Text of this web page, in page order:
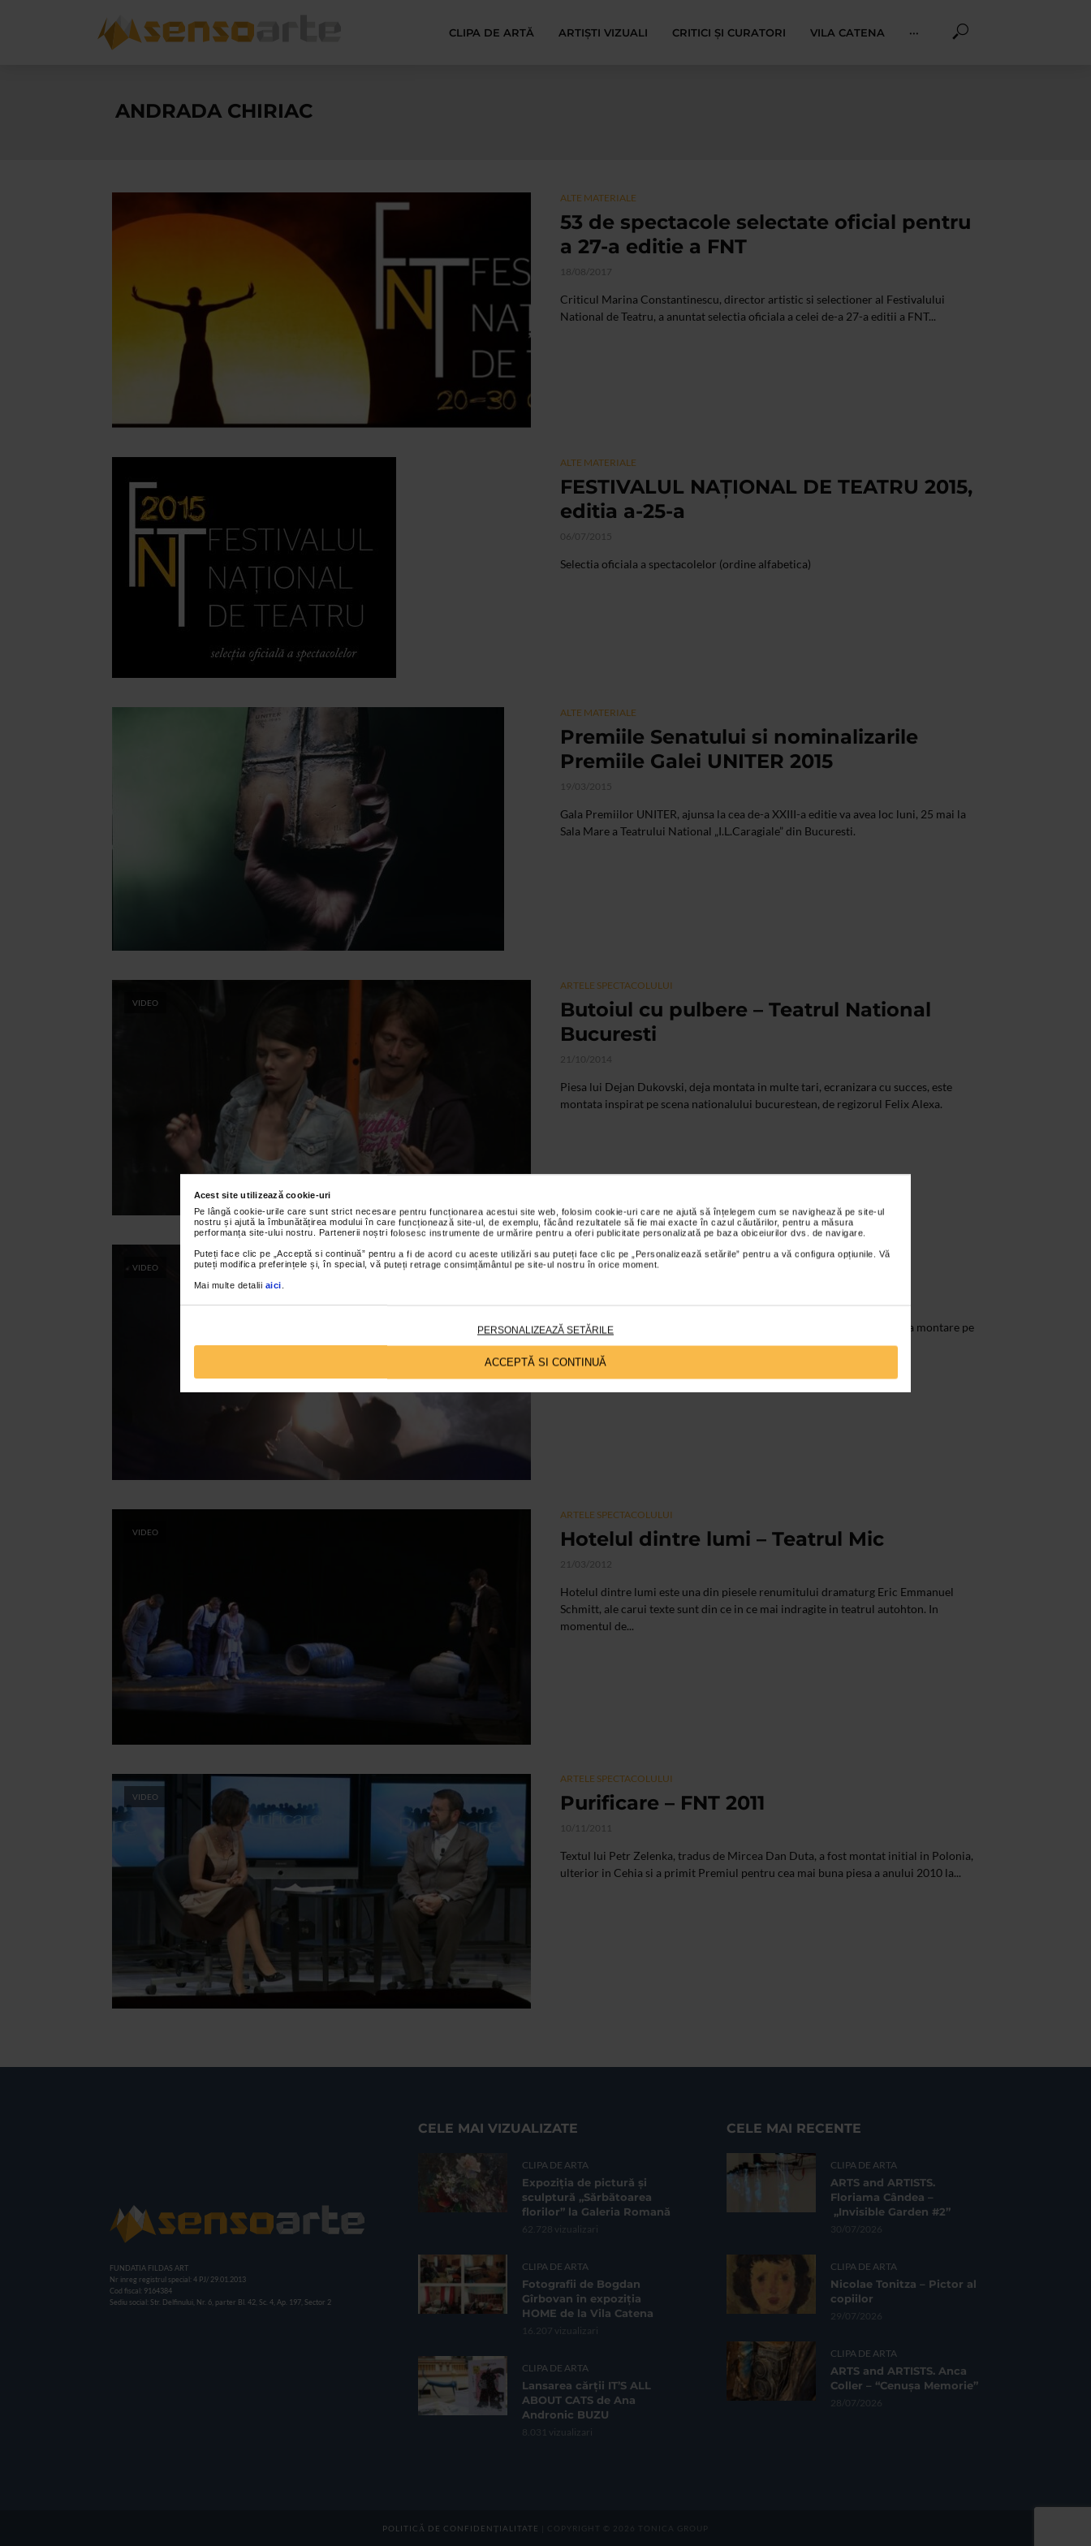
Acest site utilizează cookie-uri
Pe lângă cookie-urile care sunt strict necesare pentru funcționarea acestui site web, folosim cookie-uri care ne ajută să înțelegem cum se navighează pe site-ul
nostru și ajută la îmbunătățirea modului în care funcționează site-ul, de exemplu, făcând rezultatele să fie mai exacte în cazul căutărilor, pentru a măsura
performanța site-ului nostru. Partenerii noștri folosesc instrumente de urmărire pentru a oferi publicitate personalizată pe baza obiceiurilor dvs. de navigare.
Puteți face clic pe „Acceptă si continuă” pentru a fi de acord cu aceste utilizări sau puteți face clic pe „Personalizează setările” pentru a vă configura opțiunile. Vă
puteți modifica preferințele și, în special, vă puteți retrage consimțământul pe site-ul nostru în orice moment.
Mai multe detalii aici.
PERSONALIZEAZĂ SETĂRILE
ACCEPTĂ SI CONTINUĂ
CLIPA DE ARTĂ ARTIȘTI VIZUALI CRITICI ȘI CURATORI VILA CATENA ···
ANDRADA CHIRIAC
ALTE MATERIALE
53 de spectacole selectate oficial pentru
a 27-a editie a FNT
18/08/2017
Criticul Marina Constantinescu, director artistic si selectioner al Festivalului
National de Teatru, a anuntat selectia oficiala a celei de-a 27-a editii a FNT...
ALTE MATERIALE
FESTIVALUL NAŢIONAL DE TEATRU 2015,
editia a-25-a
06/07/2015
Selectia oficiala a spectacolelor (ordine alfabetica)
ALTE MATERIALE
Premiile Senatului si nominalizarile
Premiile Galei UNITER 2015
19/03/2015
Gala Premiilor UNITER, ajunsa la cea de-a XXIII-a editie va avea loc luni, 25 mai la
Sala Mare a Teatrului National „I.L.Caragiale” din Bucuresti.
VIDEO
ARTELE SPECTACOLULUI
Butoiul cu pulbere – Teatrul National
Bucuresti
21/10/2014
Piesa lui Dejan Dukovski, deja montata in multe tari, ecranizara cu succes, este
montata inspirat pe scena nationalului bucurestean, de regizorul Felix Alexa.
VIDEO
ARTELE SPECTACOLULUI
Furtuna, la TNB
Spectacolul FURTUNA dupa William Shakespeare, se bucura de o noua montare pe
scena Salii Studio a Teatrului Naţional « I.L.Caragiale » din Bucuresti.
VIDEO
ARTELE SPECTACOLULUI
Hotelul dintre lumi – Teatrul Mic
21/03/2012
Hotelul dintre lumi este una din piesele renumitului dramaturg Eric Emmanuel
Schmitt, ale carui texte sunt din ce in ce mai indragite in teatrul autohton. In
momentul de...
VIDEO
ARTELE SPECTACOLULUI
Purificare – FNT 2011
10/11/2011
Textul lui Petr Zelenka, tradus de Mircea Dan Duta, a fost montat initial in Polonia,
ulterior in Cehia si a primit Premiul pentru cea mai buna piesa a anului 2010 la...
FUNDATIA FILDAS ART
Nr inreg registrul special: 4 PJ/ 29.01.2013
Cod fiscal: 9164384
Sediu social: Str. Delfinului, Nr. 6, parter Bl. 42, Sc. 4, Ap. 197, Sector 2
CELE MAI VIZUALIZATE
CLIPA DE ARTA
Expoziția de pictură și
sculptură „Sărbătoarea
florilor” la Galeria Romană
62.728 vizualizari
CLIPA DE ARTA
Fotografii de Bogdan
Gîrbovan în expoziția
HOME de la Vila Catena
16.207 vizualizari
CLIPA DE ARTA
Lansarea cărții IT’S ALL
ABOUT CATS de Ana
Andronic BUZU
8.031 vizualizari
CELE MAI RECENTE
CLIPA DE ARTA
ARTS and ARTISTS.
Floriama Cândea –
„Invisible Garden #2”
30/07/2026
CLIPA DE ARTA
Nicolae Tonitza – Pictor al
copiilor
29/07/2026
CLIPA DE ARTA
ARTS and ARTISTS. Anca
Coller – “Cenușa Memorie”
28/07/2026
POLITICĂ DE CONFIDENȚIALITATE | COPYRIGHT © 2026 TONICA GROUP